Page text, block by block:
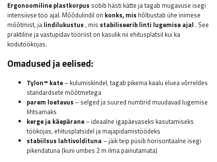
Ergonoomiline plastkorpus sobib hästi kätte ja tagab mugavuse isegi
intensiivse töö ajal. Mõõdulindil on konks, mis hõlbustab ühe inimese
mõõtmist, ja lindilukustus , mis stabiliseerib linti lugemise ajal . See
praktiline ja vastupidav tööriist on kasulik nii ehitusplatsil kui ka
kodutöökojas.
Omadused ja eelised:
Tylon™ kate– kulumiskindel, tagab pikema kaalu eluea võrreldes
standardsete mõõtmetega
parem loetavus – selged ja suured numbrid muudavad lugemise
lihtsamaks
kerge ja käepärane– ideaalne igapäevaseks kasutamiseks
töökojas, ehitusplatsidel ja majapidamistöödeks
stabiilsus lahtivoldituna– jäik teip püsib horisontaalne isegi
pikendatuna (kuni umbes 2 m ilma painutamata)